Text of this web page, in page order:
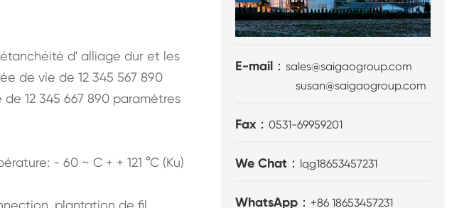
d' alliage dur et les
de vie de 12 345 567 890
12 345 667 890 paramètres
- 60 ~ C + + 121 °C (Ku)
plantation de fil
E-mail：sales@saigaogroup.com
susan@saigaogroup.com
Fax：0531-69959201
We Chat： lqg18653457231
WhatsApp： +86 18653457231